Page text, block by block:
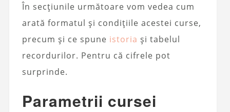
În secțiunile următoare vom vedea cum
arată formatul și condițiile acestei curse,
precum și ce spune istoria și tabelul
recordurilor. Pentru că cifrele pot
surprinde.
Parametrii cursei